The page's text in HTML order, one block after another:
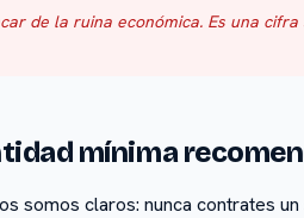
de la ruina económica. Es una
mínima
somos claros: nunca contrates